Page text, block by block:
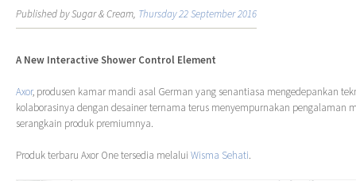
Published by Sugar & Cream, Thursday 22 September 2016
A New Interactive Shower Control Element
Axor, produsen kamar mandi asal German yang senantiasa mengedepankan
kolaborasinya dengan desainer ternama terus menyempurnakan pengalaman
serangkain produk premiumnya.
Produk terbaru Axor One tersedia melalui Wisma Sehati.